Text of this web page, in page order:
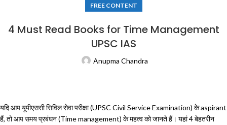
FREE CONTENT
4 Must Read Books for Time Management
UPSC IAS
Anupma Chandra
यदि आप यूपीएससी सिविल सेवा परीक्षा (UPSC Civil Service Examination) के aspirant
हैं, तो आप समय प्रबंधन (Time management) के महत्व को जानते हैं। यहां 4 बेहतरीन